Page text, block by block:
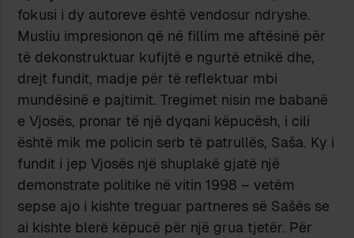
fokusi i dy autoreve është vendosur ndryshe.
Musliu impresionon që në fillim me aftësinë për
të dekonstruktuar kufijtë e ngurtë etnikë dhe,
drejt fundit, madje për të reflektuar mbi
mundësinë e pajtimit. Tregimet nisin me babanë
e Vjosës, pronar të një dyqani këpucësh, i cili
është mik me policin serb të patrullës, Saša. Ky i
fundit i jep Vjosës një shuplakë gjatë një
demonstrate politike në vitin 1998 – vetëm
sepse ajo i kishte treguar partneres së Sašës se
ai kishte blerë këpucë për një grua tjetër. Për